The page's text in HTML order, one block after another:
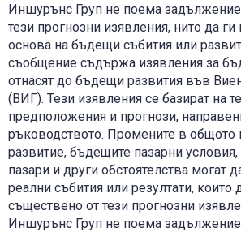
Иншурънс Груп не поема задължение
тези прогнозни изявления, нито да
основа на бъдещи събития или
съобщение съдържа изявления за
отнасят до бъдещи развития във
(ВИГ). Тези изявления се базират на
предположения и прогнози,
ръководството. Промените в общото
развитие, бъдещите пазарни условия,
пазари и други обстоятелства могат
реални събития или резултати, които
съществено от тези прогнозни
Иншурънс Груп не поема задължение